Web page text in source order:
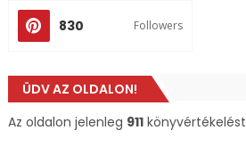
830 Followers
ÜDV AZ OLDALON!
Az oldalon jelenleg 911